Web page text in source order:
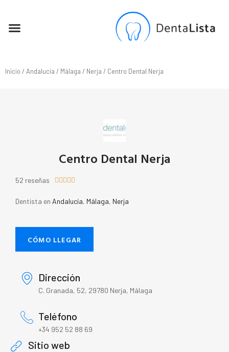
Inicio / Andalucía / Málaga / Nerja / Centro Dental Nerja
Centro Dental Nerja
52 reseñas     
Dentista en Andalucía, Málaga, Nerja
CÓMO LLEGAR
Dirección
C. Granada, 52, 29780 Nerja, Málaga
Teléfono
+34 952 52 88 69
Sitio web